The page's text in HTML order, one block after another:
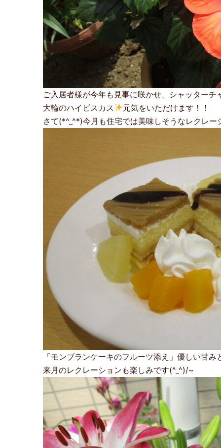
ご入居者様が今年も見事に咲かせ、シャッター
大輪のハイビスカス
元気をいただけます！！
さて(*^_^*)今月も住宅では美味しそうなレクレー
「モンブランケーキのフルーツ添え」優しい甘
来月のレクレーションも楽しみです(^_^)/~